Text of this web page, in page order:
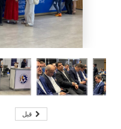
قبل